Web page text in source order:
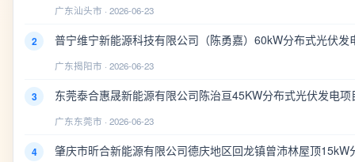
广东汕头市 · 2026-06-23
2 普宁维宁新能源科技有限公司（陈勇嘉）60kW分布式光伏发
广东揭阳市 · 2026-06-23
3 东莞泰合惠晟新能源有限公司陈治亘45KW分布式光伏发电项
广东东莞市 · 2026-06-23
4 肇庆市昕合新能源有限公司德庆地区回龙镇曾沛林屋顶15kW